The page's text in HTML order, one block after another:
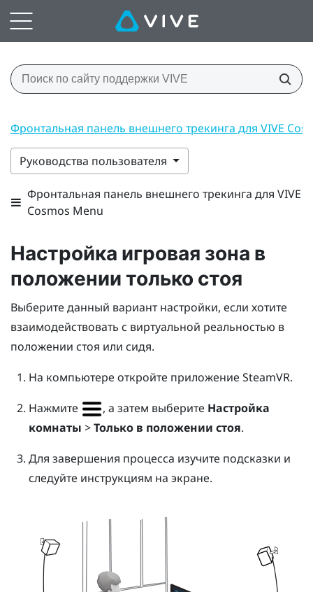
Фронтальная панель внешнего трекинга для VIVE
Руководства пользователя
Фронтальная панель внешнего трекинга для VIVE
Cosmos Menu
Настройка игровая зона в
положении только стоя
Выберите данный вариант настройки, если хотите
взаимодействовать с виртуальной реальностью в
положении стоя или сидя.
На компьютере откройте приложение SteamVR.
Нажмите
, а затем выберите Настройка
комнаты >Только в положении стоя.
Для завершения процесса изучите подсказки и
следуйте инструкциям на экране.